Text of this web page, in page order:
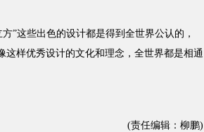
这些出色的设计都是得到全世界公认的，
样优秀设计的文化和理念，全世界都是相通
(责任编辑：柳鹏)